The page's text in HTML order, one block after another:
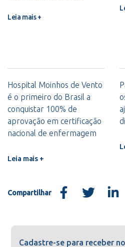
Leia mais +
Hospital Moinhos de Vento
é o primeiro do Brasil a
conquistar 100% de
aprovação em certificação
nacional de enfermagem
Leia mais +
Compartilhar
Cadastre-se para receber